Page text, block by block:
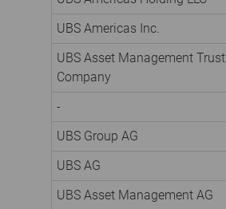
UBS Americas Inc.
UBS Asset Management Trust
Company
-
UBS Group AG
UBS AG
UBS Asset Management AG